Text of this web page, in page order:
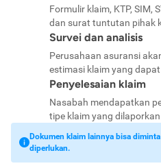
Formulir klaim, KTP, SIM,
dan surat tuntutan pihak
Survei dan analisis
Perusahaan asuransi
estimasi klaim yang
Penyelesaian klaim
Nasabah mendapatkan
tipe klaim yang dilaporkan.
Dokumen klaim lainnya bisa
diperlukan.